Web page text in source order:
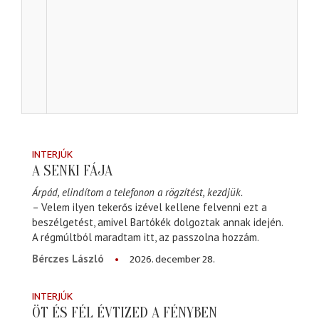
INTERJÚK
A SENKI FÁJA
Árpád, elindítom a telefonon a rögzítést, kezdjük.
– Velem ilyen tekerős izével kellene felvenni ezt a
beszélgetést, amivel Bartókék dolgoztak annak idején.
A régmúltból maradtam itt, az passzolna hozzám.
Bérczes László
2026. december 28.
INTERJÚK
ÖT ÉS FÉL ÉVTIZED A FÉNYBEN